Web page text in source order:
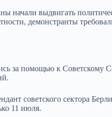
начали выдвигать
демонстранты
за помощью к Советскому
советского сектора
11 июля.